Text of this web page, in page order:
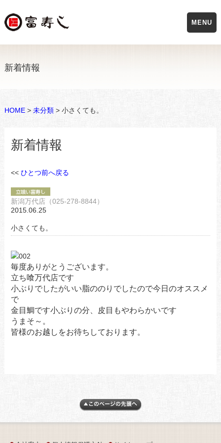
新着情報
HOME> 未分類> 小さくても。
新着情報
<< ひとつ前へ戻る
新潟万代店（025-278-8844）
2015.06.25
小さくても。
毎度ありがとうございます。
立ち喰万代店です
小ぶりでしたがいい脂ののりでしたので今日のオススメ
で
金目鯛です小ぶりの分、皮目もやわらかいです
うまそ～。
皆様のお越しをお待ちしております。
MENU